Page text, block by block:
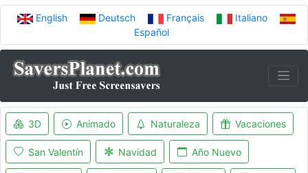
English Deutsch Français
Italiano
Español
3D Animado Naturaleza Vacaciones
San Valentín Navidad Año Nuevo